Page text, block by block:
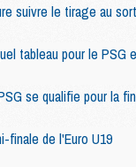
suivre le tirage au
tableau pour le PSG
se qualifie pour la
finale de l'Euro U19